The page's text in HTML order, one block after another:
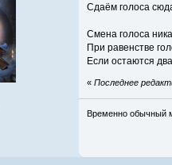
Сдаём голоса
Смена голоса
При равенстве
Если остаются
«Последнее
Временно обычный